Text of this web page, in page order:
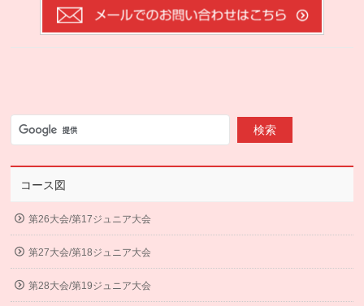
コース図
第26大会/第17ジュニア大会
第27大会/第18ジュニア大会
第28大会/第19ジュニア大会